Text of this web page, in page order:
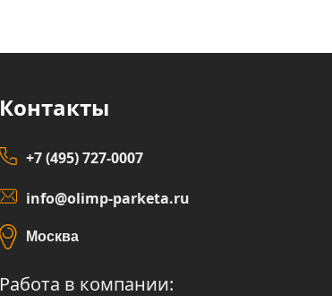
Контакты
+7 (495) 727-0007
info@olimp-parketa.ru
Москва
Работа в компании: